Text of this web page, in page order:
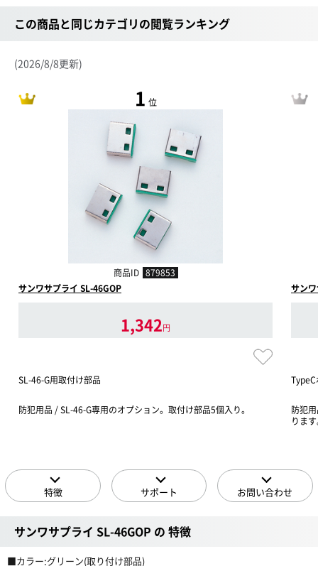
この商品と同じカテゴリの閲覧ランキング
(2026/8/8更新)
1 位
商品ID 879853
サンワサプライ SL-46GOP
1,342円
SL-46-G用取付け部品
防犯用品 / SL-46-G専用のオプション。取付け部品5個入り。
サン
防犯
りま
特徴 サポート お問い合わせ
サンワサプライ SL-46GOP の 特徴
■カラー:グリーン(取り付け部品)